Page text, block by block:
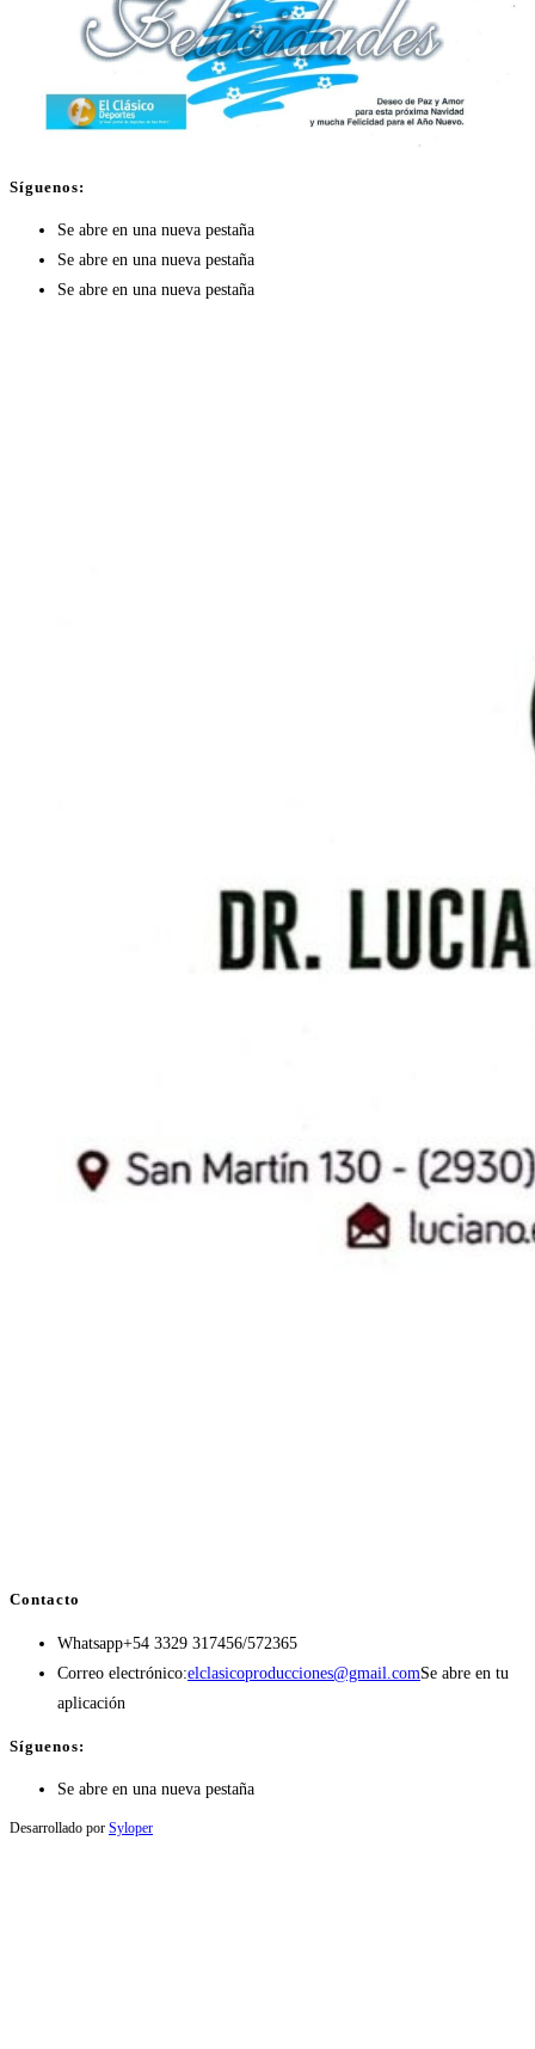
Síguenos:
Se abre en una nueva pestaña
Se abre en una nueva pestaña
Se abre en una nueva pestaña
Contacto
Whatsapp+54 3329 317456/572365
Correo electrónico:elclasicoproducciones@gmail.comSe abre en tu
aplicación
Síguenos:
Se abre en una nueva pestaña
Desarrollado por Syloper